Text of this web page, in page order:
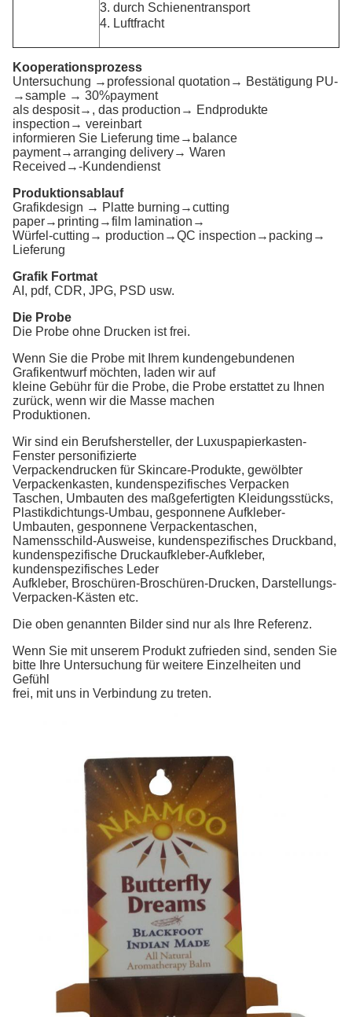
3. durch Schienentransport
4. Luftfracht
Kooperationsprozess
Untersuchung →professional quotation→ Bestätigung PU-
→sample → 30%payment
als desposit→, das production→ Endprodukte
inspection→ vereinbart
informieren Sie Lieferung time→balance
payment→arranging delivery→ Waren
Received→-Kundendienst
Produktionsablauf
Grafikdesign → Platte burning→cutting
paper→printing→film lamination→
Würfel-cutting→ production→QC inspection→packing→
Lieferung
Grafik Fortmat
AI, pdf, CDR, JPG, PSD usw.
Die Probe
Die Probe ohne Drucken ist frei.
Wenn Sie die Probe mit Ihrem kundengebundenen
Grafikentwurf möchten, laden wir auf
kleine Gebühr für die Probe, die Probe erstattet zu Ihnen
zurück, wenn wir die Masse machen
Produktionen.
Wir sind ein Berufshersteller, der Luxuspapierkasten-
Fenster personifizierte
Verpackendrucken für Skincare-Produkte, gewölbter
Verpackenkasten, kundenspezifisches Verpacken
Taschen, Umbauten des maßgefertigten Kleidungsstücks,
Plastikdichtungs-Umbau, gesponnene Aufkleber-
Umbauten, gesponnene Verpackentaschen,
Namensschild-Ausweise, kundenspezifisches Druckband,
kundenspezifische Druckaufkleber-Aufkleber,
kundenspezifisches Leder
Aufkleber, Broschüren-Broschüren-Drucken, Darstellungs-
Verpacken-Kästen etc.
Die oben genannten Bilder sind nur als Ihre Referenz.
Wenn Sie mit unserem Produkt zufrieden sind, senden Sie
bitte Ihre Untersuchung für weitere Einzelheiten und
Gefühl
frei, mit uns in Verbindung zu treten.